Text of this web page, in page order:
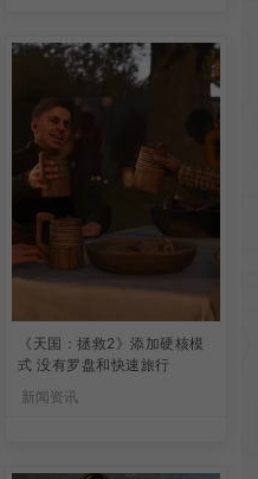
《天国：拯救2》添加硬核模
式 没有罗盘和快速旅行
新闻资讯